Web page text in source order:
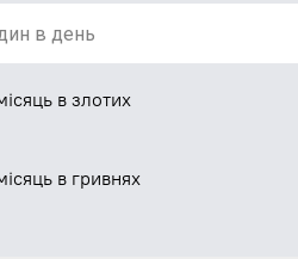
в злотих
в гривнях